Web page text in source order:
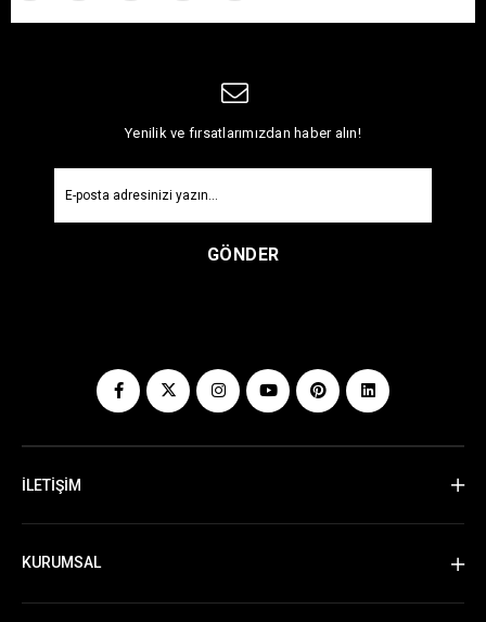
Yenilik ve fırsatlarımızdan haber alın!
GÖNDER
İLETİŞİM
KURUMSAL